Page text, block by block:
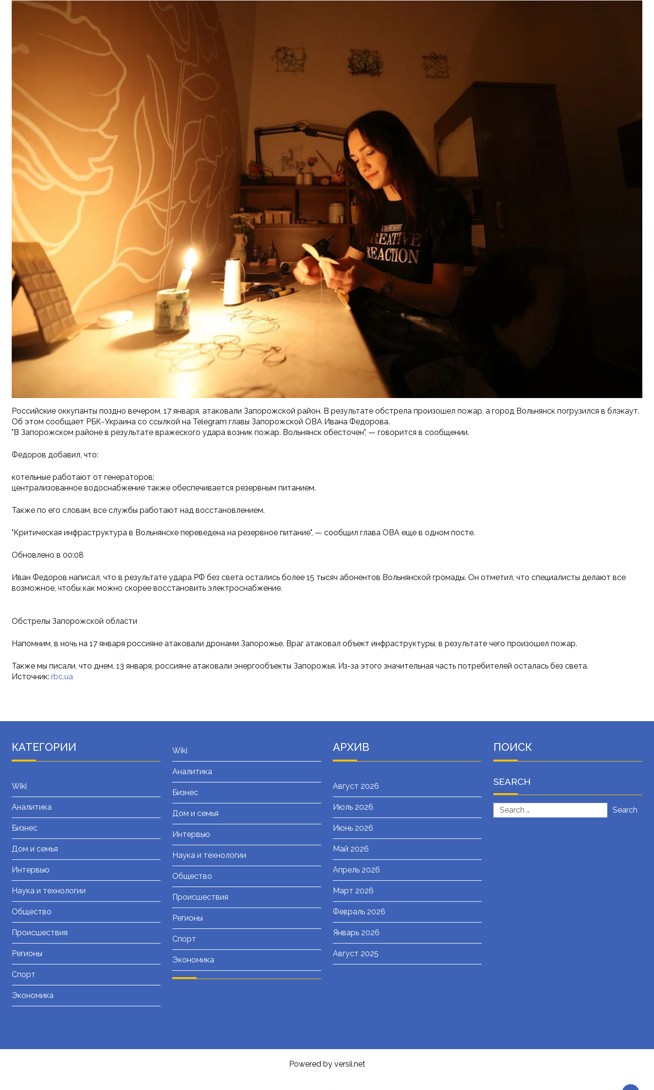
Российские оккупанты поздно вечером, 17 января, атаковали Запорожской район. В результате обстрела произошел пожар, а город Вольнянск погрузился в блэкаут.
Об этом сообщает РБК-Украина со ссылкой на Telegram главы Запорожской ОВА Ивана Федорова.
"В Запорожском районе в результате вражеского удара возник пожар. Вольнянск обесточен", — говорится в сообщении.
Федоров добавил, что:
котельные работают от генераторов;
централизованное водоснабжение также обеспечивается резервным питанием.
Также по его словам, все службы работают над восстановлением.
"Критическая инфраструктура в Вольнянске переведена на резервное питание", — сообщил глава ОВА еще в одном посте.
Обновлено в 00:08
Иван Федоров написал, что в результате удара РФ без света остались более 15 тысяч абонентов Вольнянской громады. Он отметил, что специалисты делают все
возможное, чтобы как можно скорее восстановить электроснабжение.
Обстрелы Запорожской области
Напомним, в ночь на 17 января россияне атаковали дронами Запорожье. Враг атаковал объект инфраструктуры, в результате чего произошел пожар.
Также мы писали, что днем, 13 января, россияне атаковали энергообъекты Запорожья. Из-за этого значительная часть потребителей осталась без света.
Источник: rbc.ua
КАТЕГОРИИ
Wiki
Аналитика
Бизнес
Дом и семья
Интервью
Наука и технологии
Общество
Происшествия
Регионы
Спорт
Экономика
Wiki
Аналитика
Бизнес
Дом и семья
Интервью
Наука и технологии
Общество
Происшествия
Регионы
Спорт
Экономика
АРХИВ
Август 2026
Июль 2026
Июнь 2026
Май 2026
Апрель 2026
Март 2026
Февраль 2026
Январь 2026
Август 2025
ПОИСК
SEARCH
Search
Powered by versii.net